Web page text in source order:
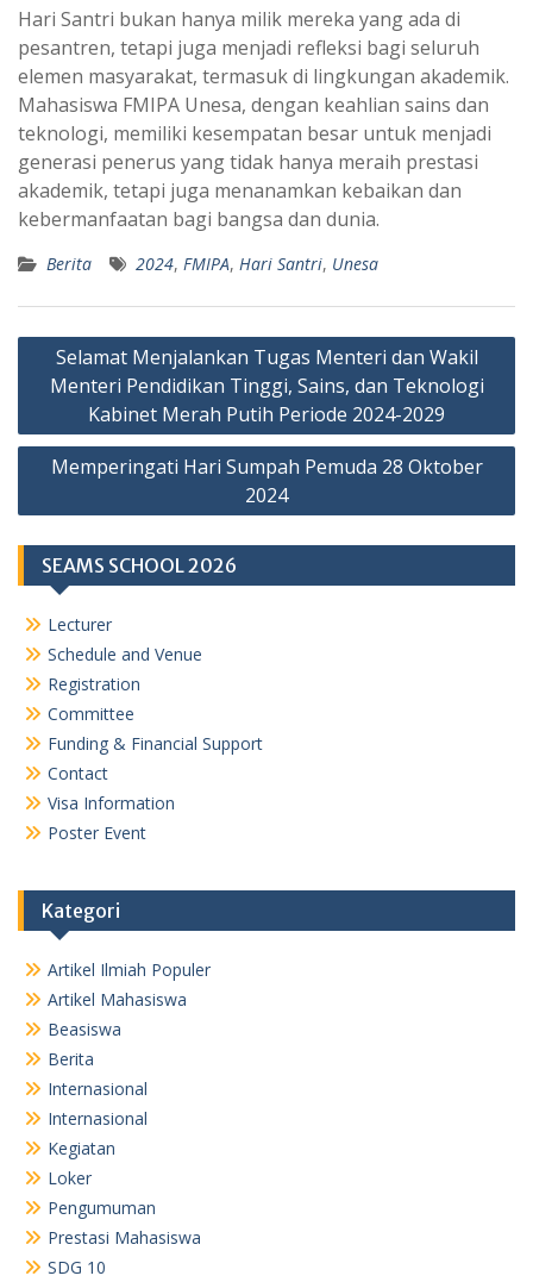
Hari Santri bukan hanya milik mereka yang ada di
pesantren, tetapi juga menjadi refleksi bagi seluruh
elemen masyarakat, termasuk di lingkungan akademik.
Mahasiswa FMIPA Unesa, dengan keahlian sains dan
teknologi, memiliki kesempatan besar untuk menjadi
generasi penerus yang tidak hanya meraih prestasi
akademik, tetapi juga menanamkan kebaikan dan
kebermanfaatan bagi bangsa dan dunia.
Berita 2024, FMIPA, Hari Santri, Unesa
Navigasi
pos
Selamat Menjalankan Tugas Menteri dan Wakil
Menteri Pendidikan Tinggi, Sains, dan Teknologi
Kabinet Merah Putih Periode 2024-2029
Memperingati Hari Sumpah Pemuda 28 Oktober
2024
SEAMS SCHOOL 2026
Lecturer
Schedule and Venue
Registration
Committee
Funding & Financial Support
Contact
Visa Information
Poster Event
Kategori
Artikel Ilmiah Populer
Artikel Mahasiswa
Beasiswa
Berita
Internasional
Internasional
Kegiatan
Loker
Pengumuman
Prestasi Mahasiswa
SDG 10